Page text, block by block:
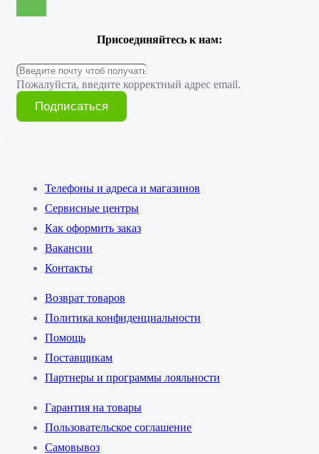
Присоединяйтесь к нам:
Пожалуйста, введите корректный адрес email.
Подписаться
Телефоны и адреса и магазинов
Сервисные центры
Как оформить заказ
Вакансии
Контакты
Возврат товаров
Политика конфиденциальности
Помощь
Поставщикам
Партнеры и программы лояльности
Гарантия на товары
Пользовательское соглашение
Самовывоз